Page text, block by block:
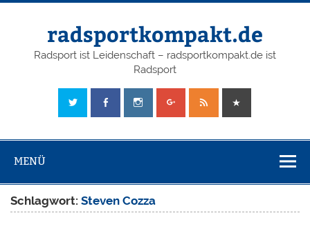
radsportkompakt.de
Radsport ist Leidenschaft – radsportkompakt.de ist
Radsport
MENÜ
Schlagwort:Steven Cozza